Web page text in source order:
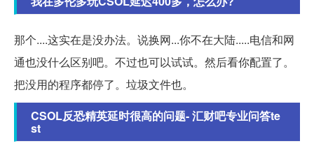
那个....这实在是没办法。说换网...你不在大陆.....电信和网
通也没什么区别吧。不过也可以试试。然后看你配置了。
把没用的程序都停了。垃圾文件也。
CSOL反恐精英延时很高的问题- 汇财吧专业问答te
st